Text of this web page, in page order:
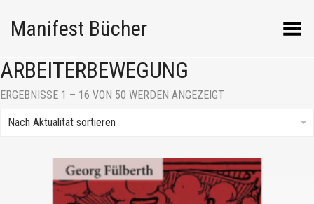
Manifest Bücher Menü umschalten
ARBEITERBEWEGUNG
ERGEBNISSE 1 – 16 VON 50 WERDEN ANGEZEIGT
Nach Aktualität sortieren